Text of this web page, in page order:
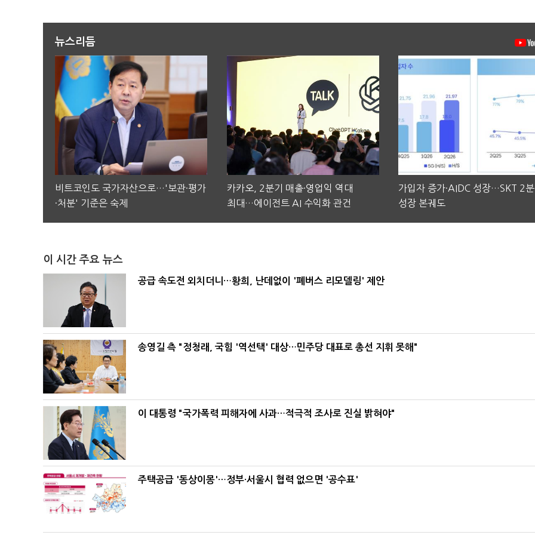
뉴스리듬
비트코인도 국가자산으로…'보관·평가
·처분' 기준은 숙제
카카오, 2분기 매출·영업익 역대
최대…에이전트 AI 수익화 관건
가입자 증가·AIDC 성장…SKT 2
성장 본궤도
이 시간 주요 뉴스
공급 속도전 외치더니…황희, 난데없이 '폐버스 리모델링' 제안
송영길 측 "정청래, 국힘 '역선택' 대상…민주당 대표로 총선 지휘 못해"
이 대통령 "국가폭력 피해자에 사과…적극적 조사로 진실 밝혀야"
주택공급 '동상이몽'…정부·서울시 협력 없으면 '공수표'